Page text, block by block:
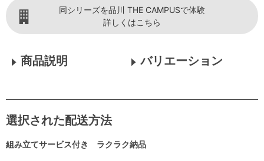
同シリーズを品川 THE CAMPUSで体験
詳しくはこちら
商品説明 バリエーション
選択された配送方法
組み立てサービス付き ラクラク納品